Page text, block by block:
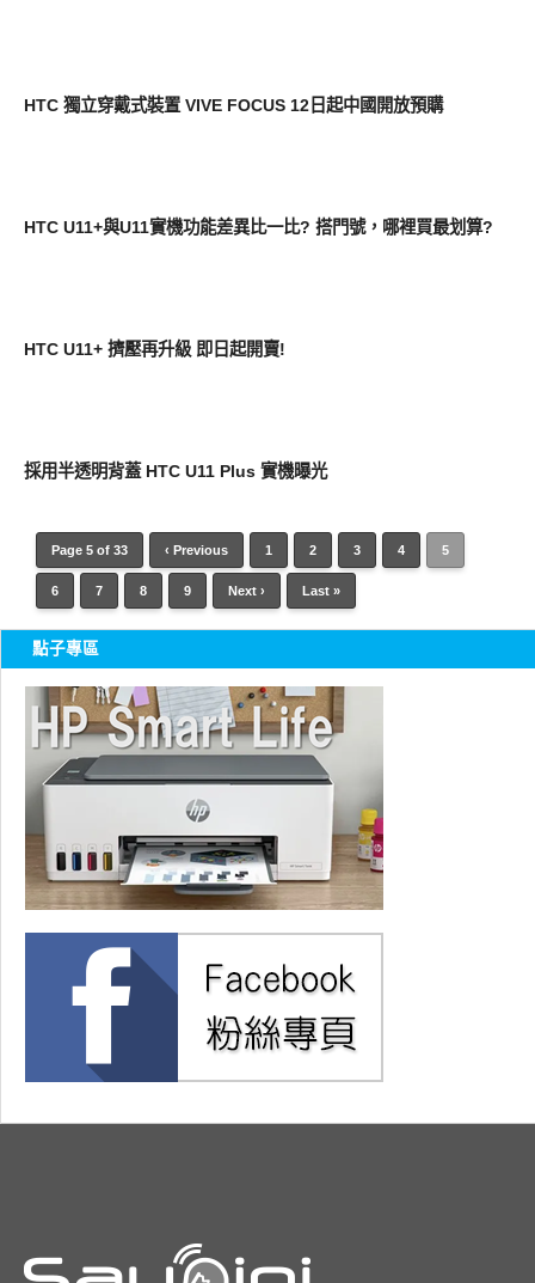
HTC 獨立穿戴式裝置 VIVE FOCUS 12日起中國開放預購
HTC U11+與U11實機功能差異比一比? 搭門號，哪裡買最划算?
HTC U11+ 擠壓再升級 即日起開賣!
採用半透明背蓋 HTC U11 Plus 實機曝光
Page 5 of 33 ‹ Previous 1 2 3 4 5
6 7 8 9 Next › Last »
點子專區